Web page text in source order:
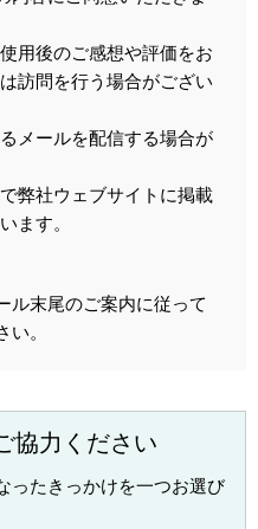
用後のご感想や評価をお
訪問を行う場合がござい
メールを配信する場合が
弊社ウェブサイトに掲載
ます。
ル末尾のご案内に従って
い。
協力ください
ったきっかけを一つお選び